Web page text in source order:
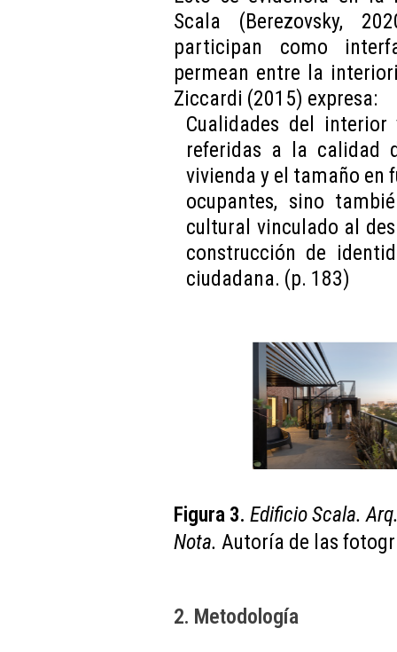
Scala (Berezovsky,
participan como
permean entre la
Ziccardi (2015) expresa:
Cualidades del
referidas a la calidad
vivienda y el tamaño en
ocupantes, sino
cultural vinculado al
construcción de
ciudadana. (p. 183)
Figura 3. Edificio Scala.
Nota. Autoría de las
2. Metodología